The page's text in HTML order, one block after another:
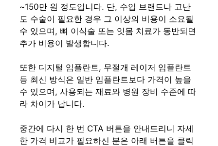
~150만 원 정도입니다. 단, 수입 브랜드나 고난
도 수술이 필요한 경우 그 이상의 비용이 소요될
수 있으며, 뼈 이식술 또는 잇몸 치료가 동반되면
추가 비용이 발생합니다.
또한 디지털 임플란트, 무절개 레이저 임플란트
등 최신 방식은 일반 임플란트보다 가격이 높을
수 있으며, 사용되는 재료와 병원 장비 수준에 따
라 차이가 납니다.
중간에 다시 한 번 CTA 버튼을 안내드리니 자세
한 가격 비교가 필요하신 분은 아래 버튼을 클릭